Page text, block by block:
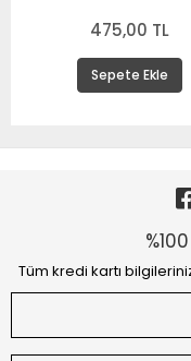
475,00 TL
Sepete Ekle
Tüm kredi kartı